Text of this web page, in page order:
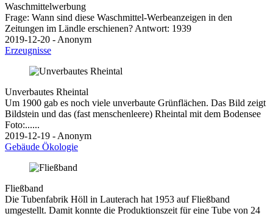
Waschmittelwerbung
Frage: Wann sind diese Waschmittel-Werbeanzeigen in den
Zeitungen im Ländle erschienen? Antwort: 1939
2019-12-20 - Anonym
Erzeugnisse
Unverbautes Rheintal
Um 1900 gab es noch viele unverbaute Grünflächen. Das Bild zeigt
Bildstein und das (fast menschenleere) Rheintal mit dem Bodensee
Foto:......
2019-12-19 - Anonym
Gebäude Ökologie
Fließband
Die Tubenfabrik Höll in Lauterach hat 1953 auf Fließband
umgestellt. Damit konnte die Produktionszeit für eine Tube von 24